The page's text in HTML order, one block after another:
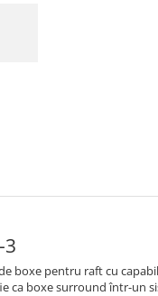
3
boxe pentru raft cu
ca boxe surround într-un